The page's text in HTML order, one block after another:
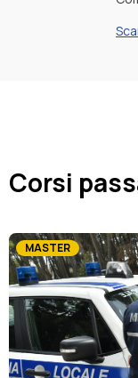
Corsi
MASTER